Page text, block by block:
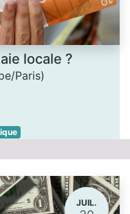
locale ?
Paris)
JUIL.